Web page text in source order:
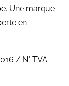
Une marque
en
/ N° TVA